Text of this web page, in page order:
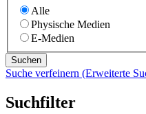
Alle
Physische Medien
E-Medien
Suche verfeinern (Erweiterte
Suchfilter